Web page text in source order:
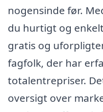
nogensinde før.
du hurtigt og
gratis og
fagfolk, der har
totalentrepriser.
oversigt over